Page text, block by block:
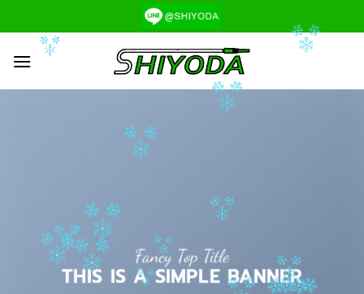
ไป
เนื้อหา
Fancy Top Title
THIS IS A SIMPLE BANNER